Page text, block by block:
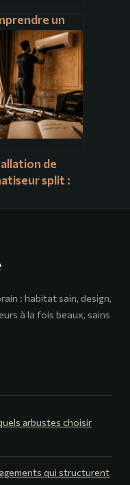
un
:
lecture et
pratiques
de
split :
et 4
: habitat sain, design,
à la fois beaux, sains
arbustes choisir
qui structurent